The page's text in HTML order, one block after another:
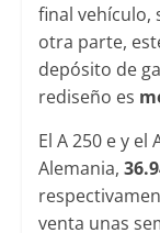
final vehículo,
otra parte,
depósito de
rediseño es
El A 250 e y
Alemania,
venta unas